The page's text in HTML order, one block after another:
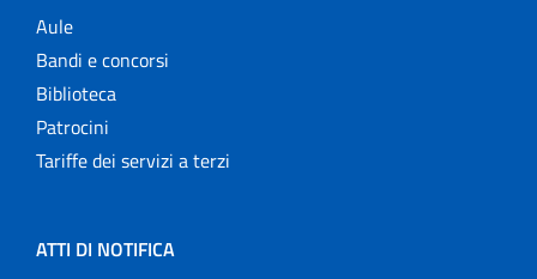
Aule
Bandi e concorsi
Biblioteca
Patrocini
Tariffe dei servizi a terzi
ATTI DI NOTIFICA